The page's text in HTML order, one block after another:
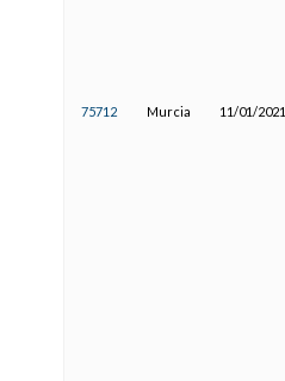
75712 Murcia 11/01/2021